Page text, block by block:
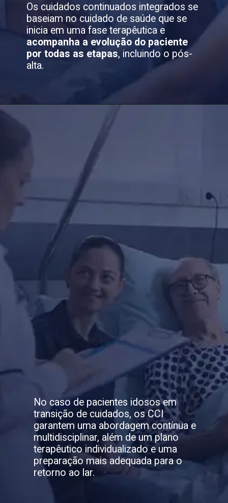
Os cuidados continuados integrados se
baseiam no cuidado de saúde que se
inicia em uma fase terapêutica e
acompanha a evolução do paciente
por todas as etapas, incluindo o pós-
alta.
No caso de pacientes idosos em
transição de cuidados, os CCI
garantem uma abordagem contínua e
multidisciplinar, além de um plano
terapêutico individualizado e uma
preparação mais adequada para o
retorno ao lar.